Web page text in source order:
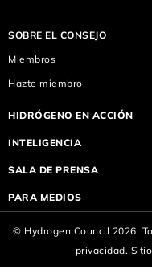
SOBRE EL CONSEJO
Miembros
Hazte miembro
HIDRÓGENO EN ACCIÓN
INTELIGENCIA
SALA DE PRENSA
PARA MEDIOS
© Hydrogen Council 2026.
privacidad.